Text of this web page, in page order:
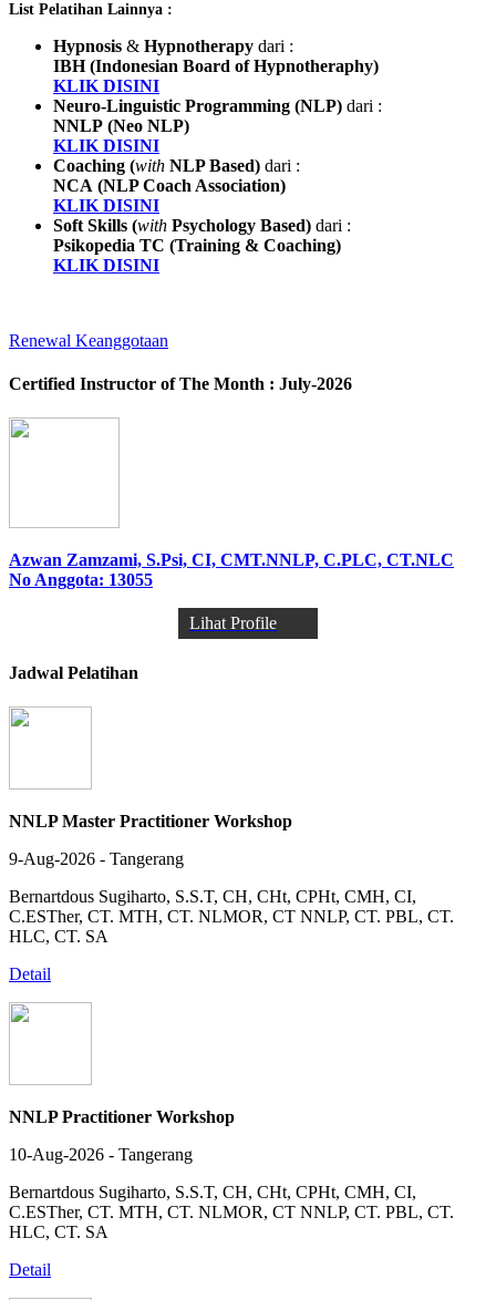
List Pelatihan Lainnya :
Hypnosis & Hypnotherapy dari :
IBH (Indonesian Board of Hypnotheraphy)
KLIK DISINI
Neuro-Linguistic Programming (NLP) dari :
NNLP (Neo NLP)
KLIK DISINI
Coaching (with NLP Based) dari :
NCA (NLP Coach Association)
KLIK DISINI
Soft Skills (with Psychology Based) dari :
Psikopedia TC (Training & Coaching)
KLIK DISINI
Renewal Keanggotaan
Certified Instructor of The Month : July-2026
Azwan Zamzami, S.Psi, CI, CMT.NNLP, C.PLC, CT.NLC
No Anggota: 13055
Lihat Profile
Jadwal Pelatihan
NNLP Master Practitioner Workshop
9-Aug-2026 - Tangerang
Bernartdous Sugiharto, S.S.T, CH, CHt, CPHt, CMH, CI,
C.ESTher, CT. MTH, CT. NLMOR, CT NNLP, CT. PBL, CT.
HLC, CT. SA
Detail
NNLP Practitioner Workshop
10-Aug-2026 - Tangerang
Bernartdous Sugiharto, S.S.T, CH, CHt, CPHt, CMH, CI,
C.ESTher, CT. MTH, CT. NLMOR, CT NNLP, CT. PBL, CT.
HLC, CT. SA
Detail